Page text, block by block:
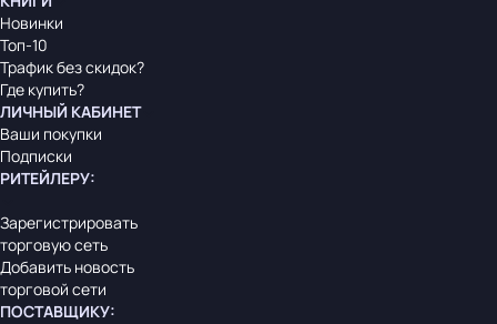
Новинки
Топ-10
Трафик без скидок?
Где купить?
ЛИЧНЫЙ КАБИНЕТ
Ваши покупки
Подписки
РИТЕЙЛЕРУ:
Зарегистрировать
торговую сеть
Добавить новость
торговой сети
ПОСТАВЩИКУ: